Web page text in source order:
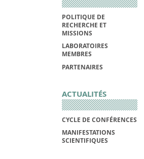
POLITIQUE DE
RECHERCHE ET
MISSIONS
LABORATOIRES
MEMBRES
PARTENAIRES
ACTUALITÉS
CYCLE DE CONFÉRENCES
MANIFESTATIONS
SCIENTIFIQUES